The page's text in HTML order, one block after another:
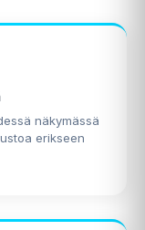
näkymässä
erikseen